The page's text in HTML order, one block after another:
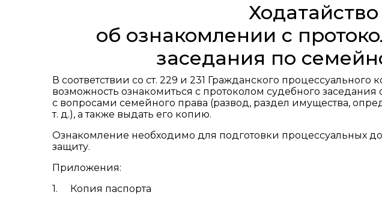
Ходатайство
об ознакомлении с
заседания по
В соответствии со ст. 229 и 231 Гражданского
возможность ознакомиться с протоколом судебного заседания
с вопросами семейного права (развод, раздел имущества,
т. д.), а также выдать его копию.
Ознакомление необходимо для подготовки процессуальных
защиту.
Приложения:
Копия паспорта